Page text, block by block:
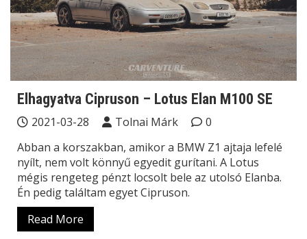
Elhagyatva Cipruson – Lotus Elan M100 SE
2021-03-28 Tolnai Márk
0
Abban a korszakban, amikor a BMW Z1 ajtaja lefelé
nyílt, nem volt könnyű egyedit gurítani. A Lotus
mégis rengeteg pénzt locsolt bele az utolsó Elanba.
Én pedig találtam egyet Cipruson.
Read More